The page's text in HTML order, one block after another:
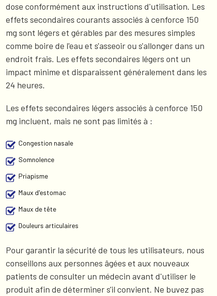
dose conformément aux instructions d'utilisation. Les
effets secondaires courants associés à cenforce 150
mg sont légers et gérables par des mesures simples
comme boire de l'eau et s'asseoir ou s'allonger dans un
endroit frais. Les effets secondaires légers ont un
impact minime et disparaissent généralement dans les
24 heures.
Les effets secondaires légers associés à cenforce 150
mg incluent, mais ne sont pas limités à :
Congestion nasale
Somnolence
Priapisme
Maux d'estomac
Maux de tête
Douleurs articulaires
Pour garantir la sécurité de tous les utilisateurs, nous
conseillons aux personnes âgées et aux nouveaux
patients de consulter un médecin avant d'utiliser le
produit afin de déterminer s'il convient. Ne buvez pas